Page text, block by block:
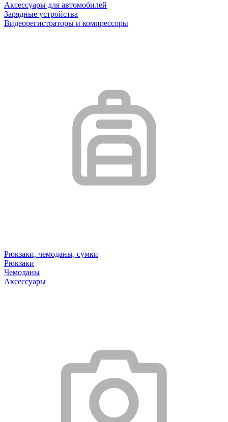
Аксессуары для автомобилей
Зарядные устройства
Видеорегистраторы и компрессоры
Рюкзаки, чемоданы, сумки
Рюкзаки
Чемоданы
Аксессуары